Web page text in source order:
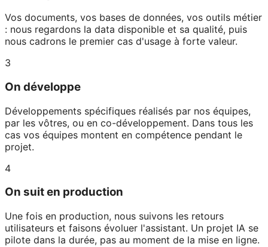
Vos documents, vos bases de données, vos outils métier
: nous regardons la data disponible et sa qualité, puis
nous cadrons le premier cas d'usage à forte valeur.
3
On développe
Développements spécifiques réalisés par nos équipes,
par les vôtres, ou en co-développement. Dans tous les
cas vos équipes montent en compétence pendant le
projet.
4
On suit en production
Une fois en production, nous suivons les retours
utilisateurs et faisons évoluer l'assistant. Un projet IA se
pilote dans la durée, pas au moment de la mise en ligne.